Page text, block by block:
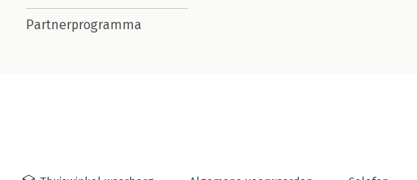
Partnerprogramma